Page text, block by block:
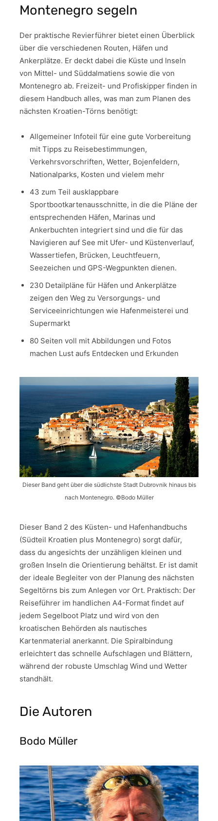
Montenegro segeln
Der praktische Revierführer bietet einen Überblick
über die verschiedenen Routen, Häfen und
Ankerplätze. Er deckt dabei die Küste und Inseln
von Mittel- und Süddalmatiens sowie die von
Montenegro ab. Freizeit- und Profiskipper finden in
diesem Handbuch alles, was man zum Planen des
nächsten Kroatien-Törns benötigt:
Allgemeiner Infoteil für eine gute Vorbereitung
mit Tipps zu Reisebestimmungen,
Verkehrsvorschriften, Wetter, Bojenfeldern,
Nationalparks, Kosten und vielem mehr
43 zum Teil ausklappbare
Sportbootkartenausschnitte, in die die Pläne der
entsprechenden Häfen, Marinas und
Ankerbuchten integriert sind und die für das
Navigieren auf See mit Ufer- und Küstenverlauf,
Wassertiefen, Brücken, Leuchtfeuern,
Seezeichen und GPS-Wegpunkten dienen.
230 Detailpläne für Häfen und Ankerplätze
zeigen den Weg zu Versorgungs- und
Serviceeinrichtungen wie Hafenmeisterei und
Supermarkt
80 Seiten voll mit Abbildungen und Fotos
machen Lust aufs Entdecken und Erkunden
Dieser Band geht über die südlichste Stadt Dubrovnik hinaus bis
nach Montenegro. ©Bodo Müller
Dieser Band 2 des Küsten- und Hafenhandbuchs
(Südteil Kroatien plus Montenegro) sorgt dafür,
dass du angesichts der unzähligen kleinen und
großen Inseln die Orientierung behältst. Er ist damit
der ideale Begleiter von der Planung des nächsten
Segeltörns bis zum Anlegen vor Ort. Praktisch: Der
Reiseführer im handlichen A4-Format findet auf
jedem Segelboot Platz und wird von den
kroatischen Behörden als nautisches
Kartenmaterial anerkannt. Die Spiralbindung
erleichtert das schnelle Aufschlagen und Blättern,
während der robuste Umschlag Wind und Wetter
standhält.
Die Autoren
Bodo Müller